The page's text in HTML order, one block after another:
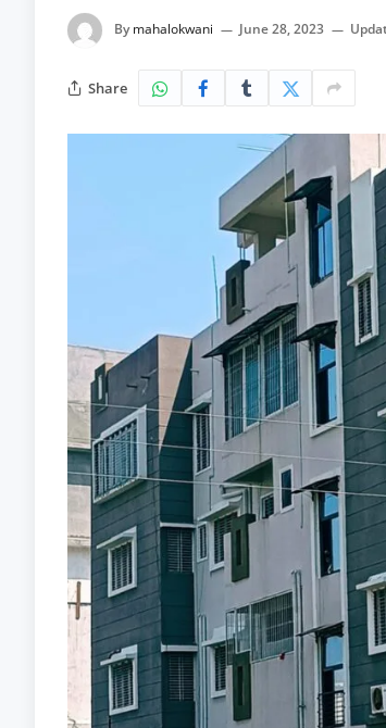
By mahalokwani June 28, 2023
Share